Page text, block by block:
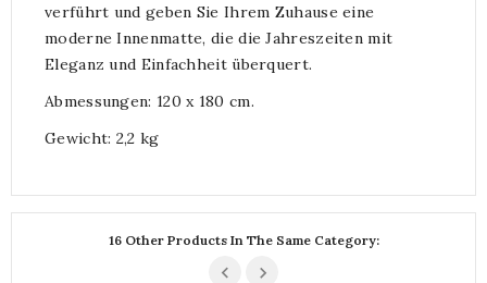
verführt und geben Sie Ihrem Zuhause eine
moderne Innenmatte, die die Jahreszeiten mit
Eleganz und Einfachheit überquert.
Abmessungen: 120 x 180 cm.
Gewicht: 2,2 kg
16 Other Products In The Same Category: